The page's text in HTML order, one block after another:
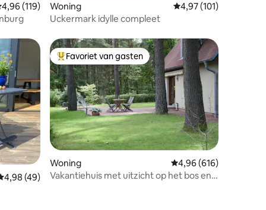
beoordeling van 4,96 op 5, 119 recensies
4,96 (119)
Woning Gemiddelde
4,97 (101)
Uckermark idylle compleet
beoordeling van 4,98 op 5, 49 recensies
4,98 (49)
Topfavoriet van gasten
Favoriet van gasten
Woning Gemiddelde
4,96 (616)
Vakantiehuis met uitzicht op het bos en